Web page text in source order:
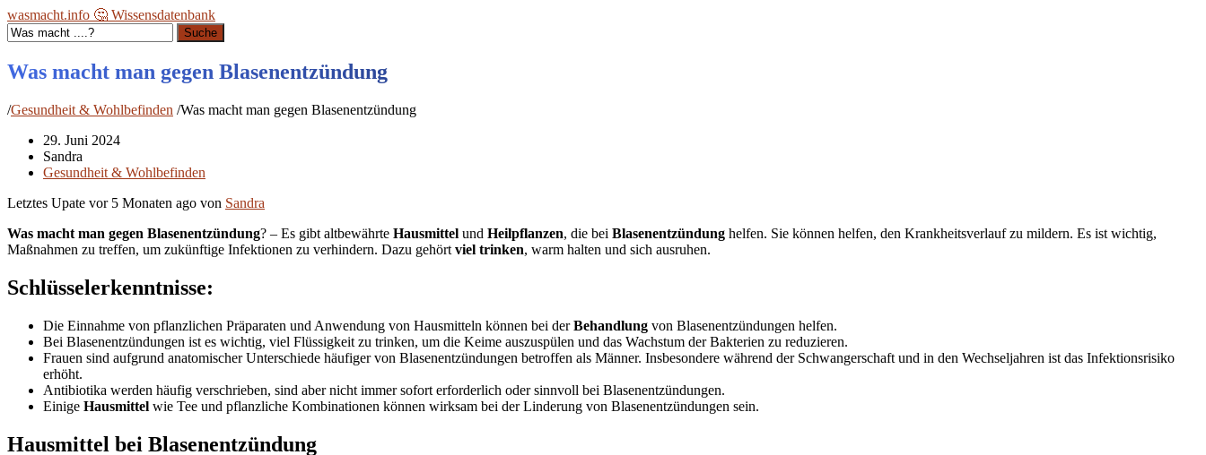
wasmacht.info 🤔 Wissensdatenbank
Suche
Was macht man gegen Blasenentzündung
/Gesundheit & Wohlbefinden /Was macht man gegen Blasenentzündung
29. Juni 2024
Sandra
Gesundheit & Wohlbefinden
Letztes Upate vor 5 Monaten ago von Sandra
Was macht man gegen Blasenentzündung? – Es gibt altbewährte Hausmittel und Heilpflanzen, die bei Blasenentzündung helfen. Sie können helfen, den Krankheitsverlauf zu mildern. Es ist wichtig,
Maßnahmen zu treffen, um zukünftige Infektionen zu verhindern. Dazu gehört viel trinken, warm halten und sich ausruhen.
Schlüsselerkenntnisse:
Die Einnahme von pflanzlichen Präparaten und Anwendung von Hausmitteln können bei derBehandlung von Blasenentzündungen helfen.
Bei Blasenentzündungen ist es wichtig, viel Flüssigkeit zu trinken, um die Keime auszuspülen und das Wachstum der Bakterien zu reduzieren.
Frauen sind aufgrund anatomischer Unterschiede häufiger von Blasenentzündungen betroffen als Männer. Insbesondere während der Schwangerschaft und in den Wechseljahren ist das Infektionsrisiko
erhöht.
Antibiotika werden häufig verschrieben, sind aber nicht immer sofort erforderlich oder sinnvoll bei Blasenentzündungen.
Einige Hausmittel wie Tee und pflanzliche Kombinationen können wirksam bei der Linderung von Blasenentzündungen sein.
Hausmittel bei Blasenentzündung